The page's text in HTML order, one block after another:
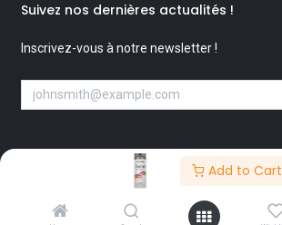
Add to Cart
Suivez nos dernières actualités !
Inscrivez-vous à notre newsletter !
Copyright © Wattiaux